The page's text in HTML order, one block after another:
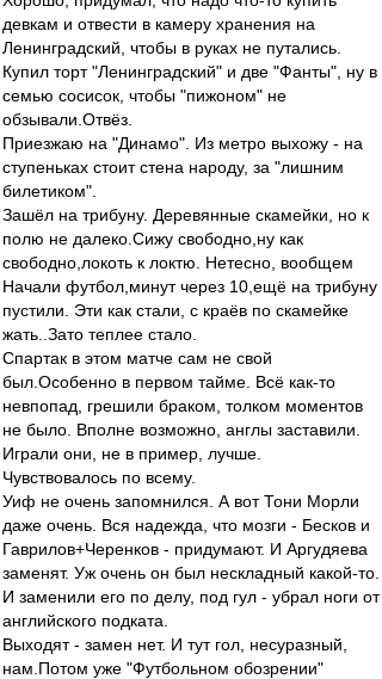
девкам и отвести в камеру хранения на
Ленинградский, чтобы в руках не путались.
Купил торт "Ленинградский" и две "Фанты", ну в
семью сосисок, чтобы "пижоном" не
обзывали.Отвёз.
Приезжаю на "Динамо". Из метро выхожу - на
ступеньках стоит стена народу, за "лишним
билетиком".
Зашёл на трибуну. Деревянные скамейки, но к
полю не далеко.Сижу свободно,ну как
свободно,локоть к локтю. Нетесно, вообщем
Начали футбол,минут через 10,ещё на трибуну
пустили. Эти как стали, с краёв по скамейке
жать..Зато теплее стало.
Спартак в этом матче сам не свой
был.Особенно в первом тайме. Всё как-то
невпопад, грешили браком, толком моментов
не было. Вполне возможно, англы заставили.
Играли они, не в пример, лучше.
Чувствовалось по всему.
Уиф не очень запомнился. А вот Тони Морли
даже очень. Вся надежда, что мозги - Бесков и
Гаврилов+Черенков - придумают. И Аргудяева
заменят. Уж очень он был нескладный какой-то.
И заменили его по делу, под гул - убрал ноги от
английского подката.
Выходят - замен нет. И тут гол, несуразный,
нам.Потом уже "Футбольном обозрении"